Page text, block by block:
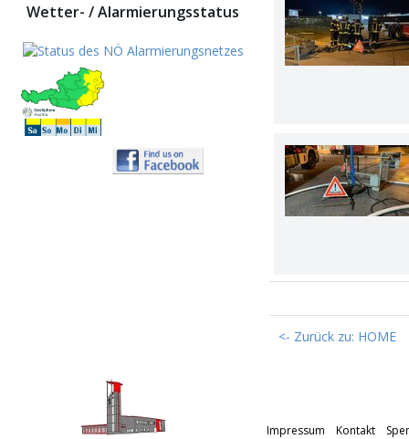
Wetter- / Alarmierungsstatus
<- Zurück zu: HOME
Impressum Kontakt